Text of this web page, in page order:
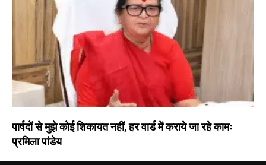
पार्षदों से मुझे कोई शिकायत नहीं, हर वार्ड में कराये जा रहे कामः
प्रमिला पांडेय